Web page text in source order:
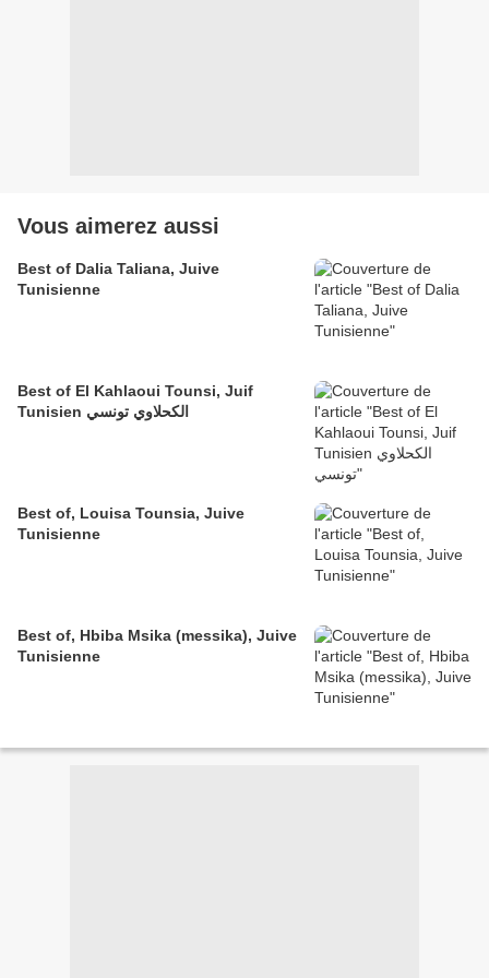
Vous aimerez aussi
Best of Dalia Taliana, Juive
Tunisienne
Best of El Kahlaoui Tounsi, Juif
Tunisien الكحلاوي تونسي
Best of, Louisa Tounsia, Juive
Tunisienne
Best of, Hbiba Msika (messika), Juive
Tunisienne